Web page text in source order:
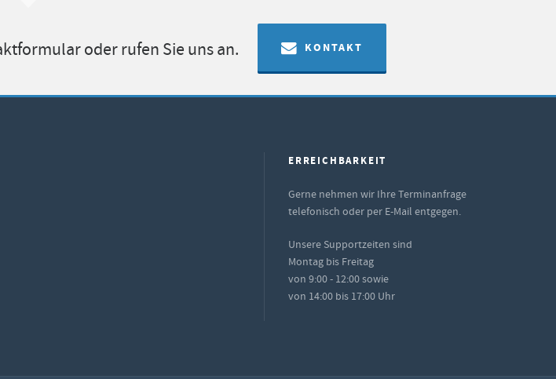
oder rufen Sie uns an. KONTAKT
ERREICHBARKEIT
Gerne nehmen wir Ihre Terminanfrage
telefonisch oder per E-Mail entgegen.
Unsere Supportzeiten sind
Montag bis Freitag
von 9:00 - 12:00 sowie
von 14:00 bis 17:00 Uhr